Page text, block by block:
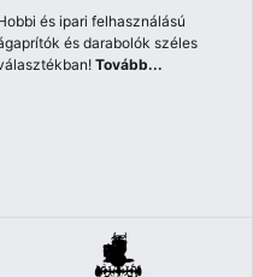
és ipari felhasználású
és darabolók széles
Tovább...